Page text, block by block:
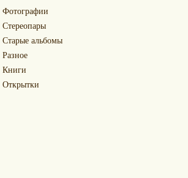
Фотографии
Стереопары
Старые альбомы
Разное
Книги
Открытки